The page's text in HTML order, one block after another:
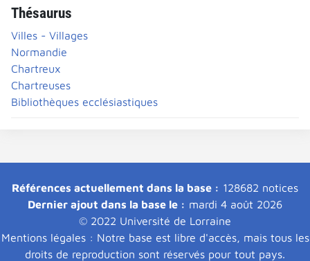
Thésaurus
Villes - Villages
Normandie
Chartreux
Chartreuses
Bibliothèques ecclésiastiques
Références actuellement dans la base : 128682 notices
Dernier ajout dans la base le : mardi 4 août 2026
© 2022 Université de Lorraine
Mentions légales : Notre base est libre d'accès, mais tous les
droits de reproduction sont réservés pour tout pays.